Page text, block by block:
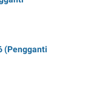
(Pengganti